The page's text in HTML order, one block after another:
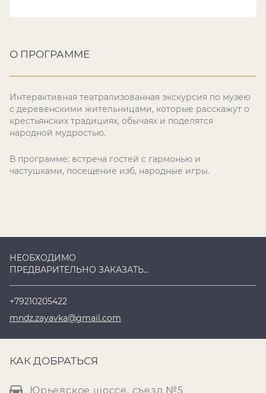
О ПРОГРАММЕ
Интерактивная театрализованная экскурсия по музею
с деревенскими жительницами, которые расскажут о
крестьянских традициях, обычаях и поделятся
народной мудростью.
В программе: встреча гостей с гармонью и
частушками, посещение изб, народные игры.
НЕОБХОДИМО
ПРЕДВАРИТЕЛЬНО ЗАКАЗАТЬ
+79210205422
mndz.zayavka@gmail.com
КАК ДОБРАТЬСЯ
Юрьевское шоссе, съезд №5